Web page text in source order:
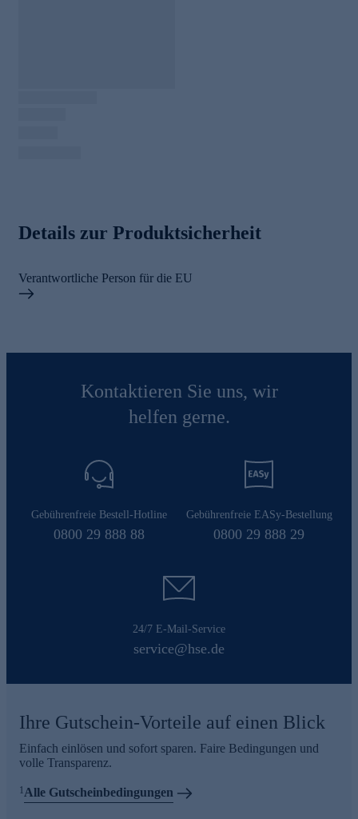
Details zur Produktsicherheit
Verantwortliche Person für die EU
Kontaktieren Sie uns, wir
helfen gerne.
Gebührenfreie Bestell-Hotline
0800 29 888 88
Gebührenfreie EASy-Bestellung
0800 29 888 29
24/7 E-Mail-Service
service@hse.de
Ihre Gutschein-Vorteile auf einen Blick
Einfach einlösen und sofort sparen. Faire Bedingungen und
volle Transparenz.
1 Alle Gutscheinbedingungen